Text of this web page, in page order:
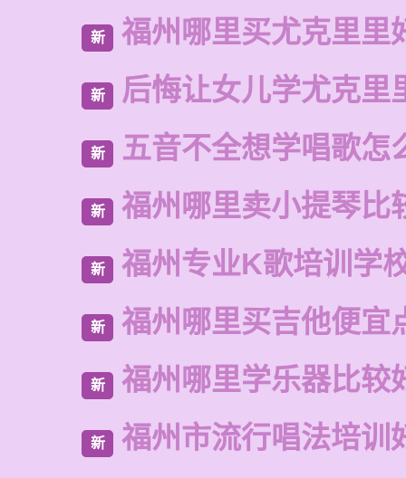
新 福州哪里买尤克里里
新 后悔让女儿学尤克里
新 五音不全想学唱歌怎
新 福州哪里卖小提琴比
新 福州专业K歌培训学
新 福州哪里买吉他便宜
新 福州哪里学乐器比较
新 福州市流行唱法培训